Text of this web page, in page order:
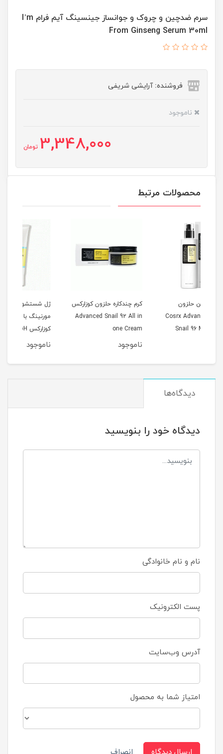
سرم ضدچین و چروک و جوانساز جینسینگ آیم فرام I’m
From Ginseng Serum 30ml
فروشنده: آرایشی شریفی
ناموجود
3,348,000 تومان
محصولات مرتبط
کرم چندکاره حلزون کوزارکس
Advanced Snail 92 All in
one Cream
ژل شستشو صورت گود
مورنینگ با PH پایین
کوزارکس Cosrx Low pH
Good Morning Gel
دیدگاه‌ها
دیدگاه خود را بنویسید
نام و نام خانوادگی
پست الکترونیک
آدرس وب‌سایت
امتیاز شما به محصول